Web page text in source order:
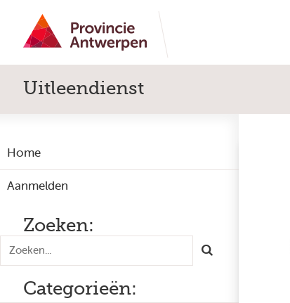
Uitleendienst
Home
Aanmelden
Zoeken:
Categorieën: